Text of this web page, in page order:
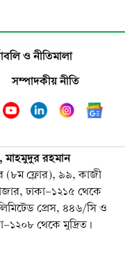
ও নীতিমালা
সম্পাদকীয় নীতি
রহমান
(৮ম ফ্লোর), ৯৯, কাজী
ঢাকা-১২১৫ থেকে
প্রেস, ৪৪৬/সি ও
১২০৮ থেকে মুদ্রিত।